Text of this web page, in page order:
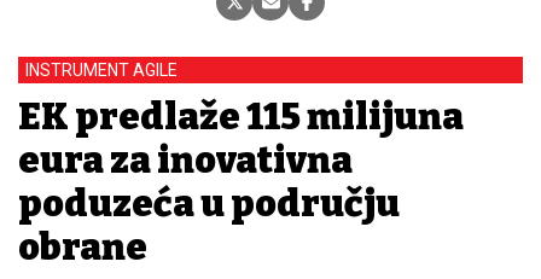
INSTRUMENT AGILE
EK predlaže 115 milijuna
eura za inovativna
poduzeća u području
obrane